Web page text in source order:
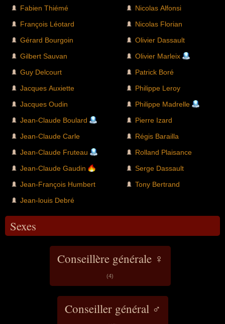
Fabien Thiémé
François Léotard
Gérard Bourgoin
Gilbert Sauvan
Guy Delcourt
Jacques Auxiette
Jacques Oudin
Jean-Claude Boulard
Jean-Claude Carle
Jean-Claude Fruteau
Jean-Claude Gaudin
Jean-François Humbert
Jean-louis Debré
Nicolas Alfonsi
Nicolas Florian
Olivier Dassault
Olivier Marleix
Patrick Boré
Philippe Leroy
Philippe Madrelle
Pierre Izard
Régis Barailla
Rolland Plaisance
Serge Dassault
Tony Bertrand
Sexes
Conseillère générale ♀
(4)
Conseiller général ♂